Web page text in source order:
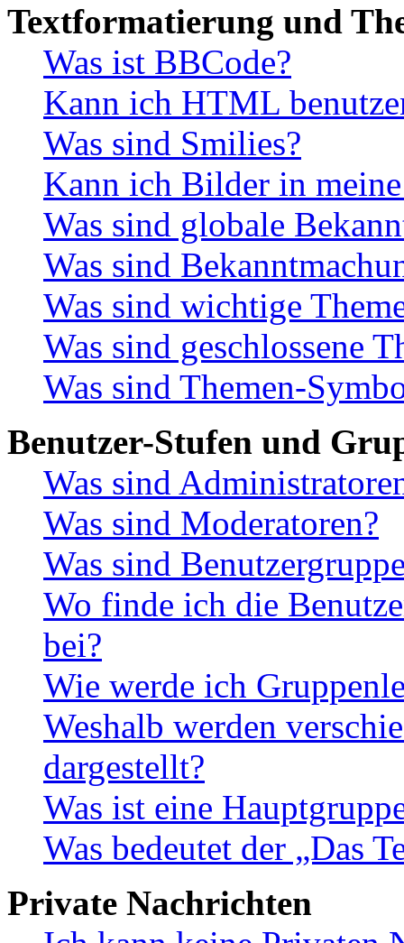
Textformatierung und
Was ist BBCode?
Kann ich HTML
Was sind Smilies?
Kann ich Bilder in
Was sind globale
Was sind
Was sind wichtige
Was sind geschlossene
Was sind Themen-
Benutzer-Stufen und
Was sind
Was sind Moderatoren?
Was sind
Wo finde ich die
bei?
Wie werde ich
Weshalb werden
dargestellt?
Was ist eine
Was bedeutet der „Das
Private Nachrichten